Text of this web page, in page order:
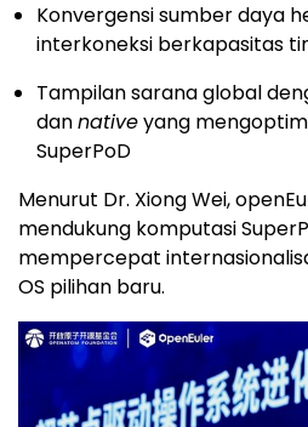
Konvergensi sumber daya
interkoneksi berkapasitas
Tampilan sarana global
dannativeyang
SuperPoD
Menurut Dr. Xiong Wei,
mendukung komputasi
mempercepat
OS pilihan baru.